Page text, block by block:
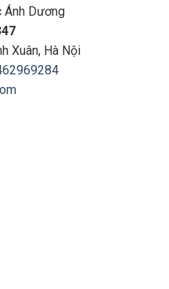
Ánh Dương
Xuân, Hà Nội